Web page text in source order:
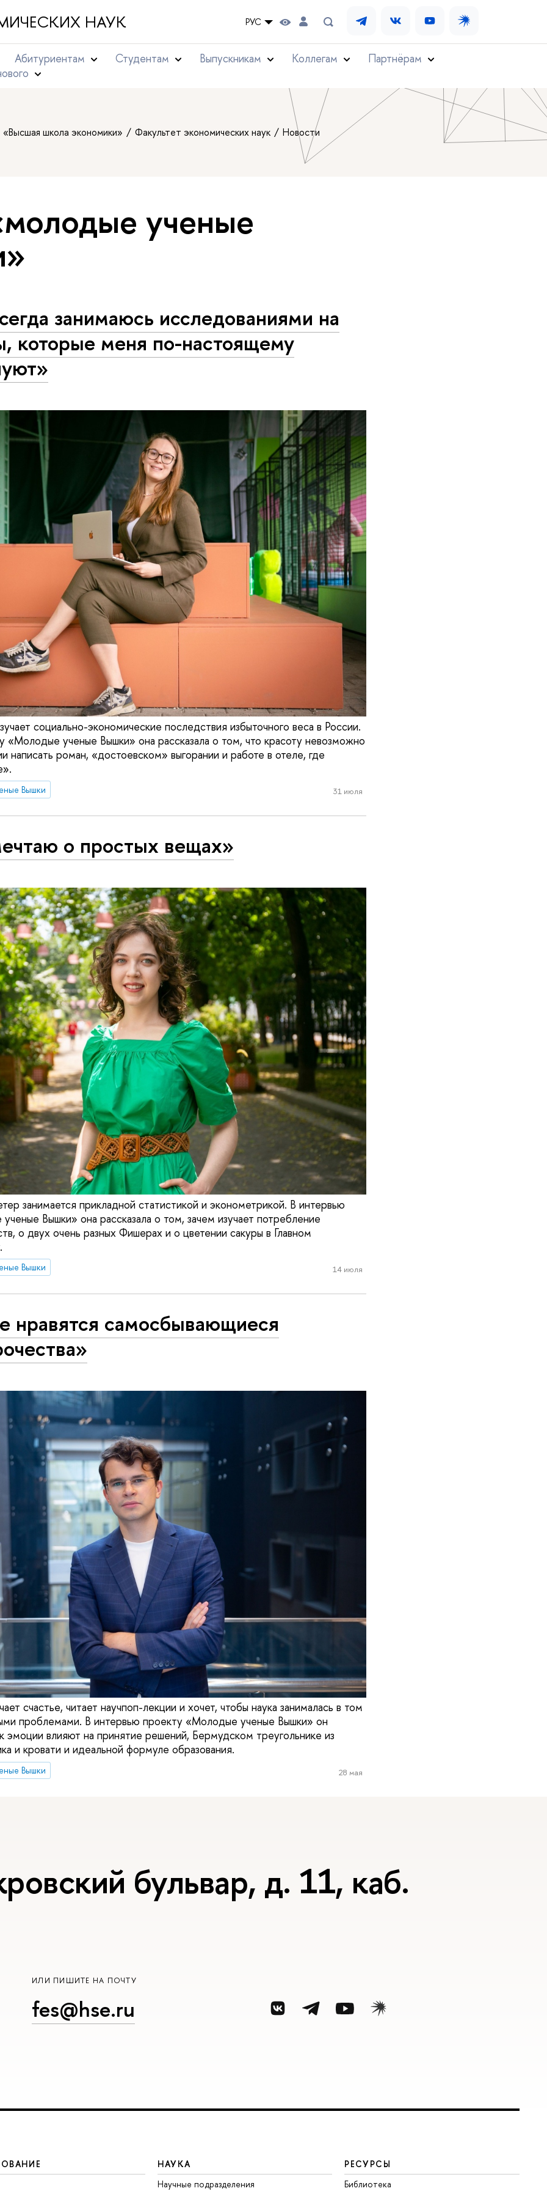
НАУК РУС
Абитуриентам Студентам Выпускникам Коллегам
Партнёрам
«Высшая школа экономики» Факультет экономических наук Новости
ученые
занимаюсь исследованиями на
которые меня по-настоящему
социально-экономические последствия избыточного веса в России.
«Молодые ученые Вышки» она рассказала о том, что красоту невозможно
написать роман, «достоевском» выгорании и работе в отеле, где
Вышки 31 июля
о простых вещах»
занимается прикладной статистикой и эконометрикой. В интервью
Вышки» она рассказала о том, зачем изучает потребление
о двух очень разных Фишерах и о цветении сакуры в Главном
Вышки 14 июля
нравятся самосбывающиеся
счастье, читает научпоп-лекции и хочет, чтобы наука занималась в том
проблемами. В интервью проекту «Молодые ученые Вышки» он
эмоции влияют на принятие решений, Бермудском треугольнике из
и кровати и идеальной формуле образования.
Вышки 28 мая
бульвар, д. 11, каб.
ИЛИ ПИШИТЕ НА ПОЧТУ
fes@hse.ru
НАУКА
Научные подразделения
РЕСУРСЫ
Библиотека